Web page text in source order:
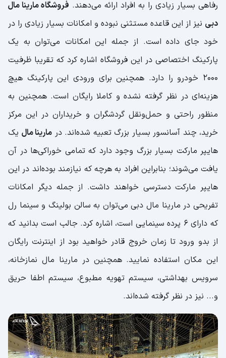
رفاهی بسیار زیادی را به افراد ارائه می‌دهند. فروشگاه مارینا مال
دبی نیز از این قاعده مستثنی نبوده و امکانات بسیار زیادی را در
خود جای داده است. از جمله این امکانات می‌توان به یک
پارکینگ اختصاصی در این فروشگاه اشاره کرد که تقریبا ظرفیت
۲۰۰۰ خودرو را دارد. همچنین برای ورودی این پارکینگ هیچ
هزینه‌ای در نظر گرفته نشده و کاملا رایگان است. همچنین به
منظور راحتی و حمل‌ونقل گردشگران و خریداران در این مرکز
خرید، چند آسانسور بسیار بزرگ تعبیه شده‌اند. در مارینا مال یک
هایپر مارکت بسیار بزرگ وجود دارد که تمامی خوراکی‌ها در آن
یافت می‌شوند؛ بنابراین افراد به هرچه که نیازمند بوده‌اند در این
هایپر مارکت دسترسی خواهند داشت. از جمله دیگر امکانات
تفریحی در مارینا مال دبی می‌توان به سالن بولینگ و سینما رل
که دارای ۶ پرده سینمایی است، اشاره کرد. جالب است بدانید که
از بدو ورود تا زمان خروج قادر خواهید بود از اینترنت رایگان
این مکان استفاده نمایید. همچنین در مارینا مال نمازخانه،
سرویس بهداشتی، سیستم تهویه مطبوع، سیستم اطفا حریق
و... نیز در نظر گرفته شده‌اند.